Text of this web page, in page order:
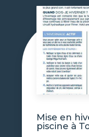
Mise en
piscine à